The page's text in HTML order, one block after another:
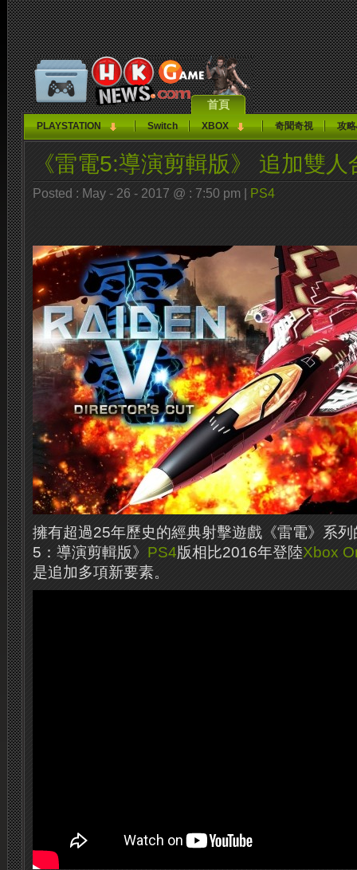
首頁
PLAYSTATION Switch XBOX 奇聞奇視 攻
《雷電5:導演剪輯版》 追加雙人
Posted : May - 26 - 2017 @ : 7:50 pm | PS4
擁有超過25年歷史的經典射擊遊戲《雷電》系
5：導演剪輯版》 PS4版相比2016年登陸Xbox
是追加多項新要素。